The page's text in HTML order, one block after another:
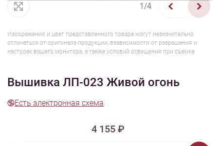
1/4
Изображения и цвет представленного товара могут незначительно
отличаться от оригинала продукции, взависимости от разрешения и
настроек вашего монитора, а также условий освещения при съемке
Вышивка ЛП-023 Живой огонь
Есть электронная схема
4 155 ₽